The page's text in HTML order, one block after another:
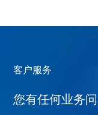
客户服务
您有任何业务